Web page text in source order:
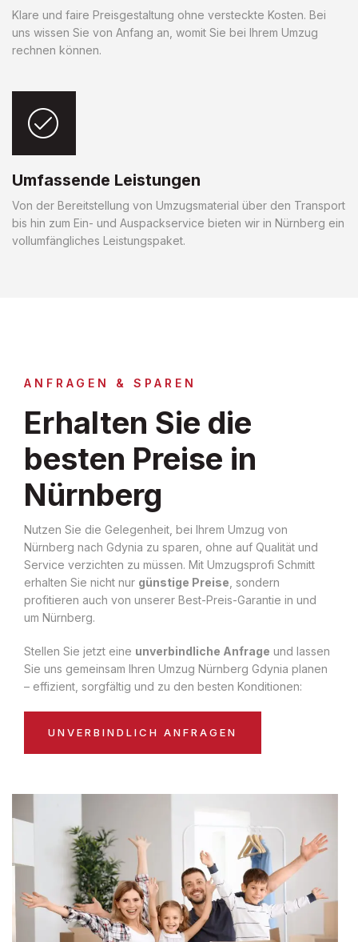
Klare und faire Preisgestaltung ohne versteckte Kosten. Bei
uns wissen Sie von Anfang an, womit Sie bei Ihrem Umzug
rechnen können.
Umfassende Leistungen
Von der Bereitstellung von Umzugsmaterial über den Transport
bis hin zum Ein- und Auspackservice bieten wir in Nürnberg ein
vollumfängliches Leistungspaket.
ANFRAGEN & SPAREN
Erhalten Sie die
besten Preise in
Nürnberg
Nutzen Sie die Gelegenheit, bei Ihrem Umzug von
Nürnberg nach Gdynia zu sparen, ohne auf Qualität und
Service verzichten zu müssen. Mit Umzugsprofi Schmitt
erhalten Sie nicht nur günstige Preise , sondern
profitieren auch von unserer Best-Preis-Garantie in und
um Nürnberg.
Stellen Sie jetzt eine unverbindliche Anfrage und lassen
Sie uns gemeinsam Ihren Umzug Nürnberg Gdynia planen
– effizient, sorgfältig und zu den besten Konditionen:
UNVERBINDLICH ANFRAGEN